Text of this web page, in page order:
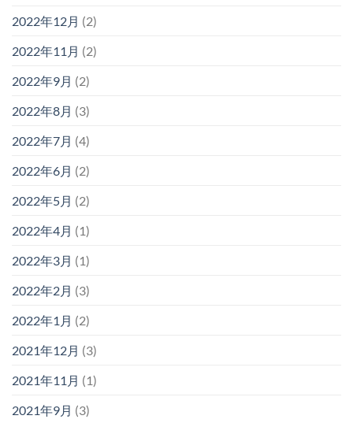
2022年12月 (2)
2022年11月 (2)
2022年9月 (2)
2022年8月 (3)
2022年7月 (4)
2022年6月 (2)
2022年5月 (2)
2022年4月 (1)
2022年3月 (1)
2022年2月 (3)
2022年1月 (2)
2021年12月 (3)
2021年11月 (1)
2021年9月 (3)